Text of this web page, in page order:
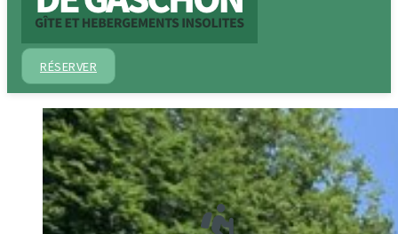
RÉSERVER